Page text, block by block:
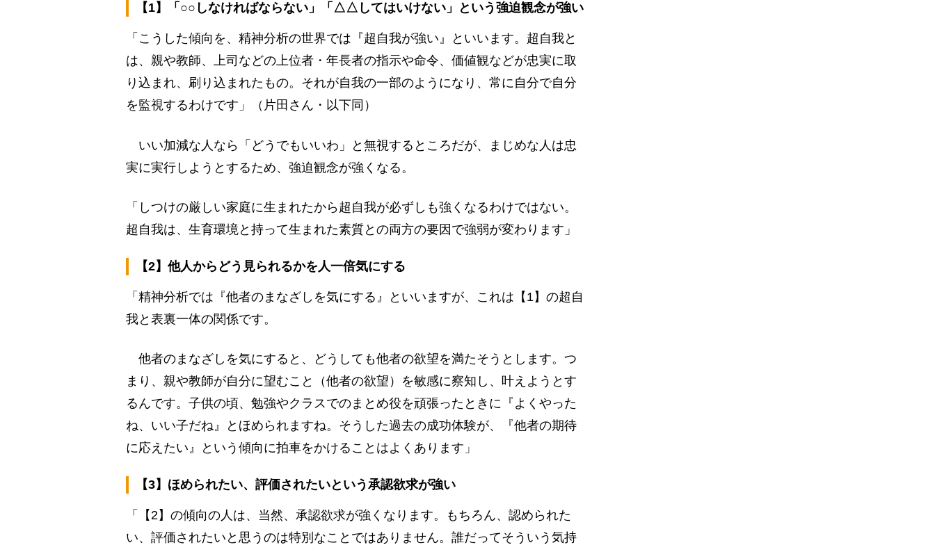
【1】「○○しなければならない」「△△してはいけない」という強迫観念が強い
「こうした傾向を、精神分析の世界では『超自我が強い』といいます。超自我と
は、親や教師、上司などの上位者・年長者の指示や命令、価値観などが忠実に取
り込まれ、刷り込まれたもの。それが自我の一部のようになり、常に自分で自分
を監視するわけです」（片田さん・以下同）
いい加減な人なら「どうでもいいわ」と無視するところだが、まじめな人は忠
実に実行しようとするため、強迫観念が強くなる。
「しつけの厳しい家庭に生まれたから超自我が必ずしも強くなるわけではない。
超自我は、生育環境と持って生まれた素質との両方の要因で強弱が変わります」
【2】他人からどう見られるかを人一倍気にする
「精神分析では『他者のまなざしを気にする』といいますが、これは【1】の超自
我と表裏一体の関係です。
他者のまなざしを気にすると、どうしても他者の欲望を満たそうとします。つ
まり、親や教師が自分に望むこと（他者の欲望）を敏感に察知し、叶えようとす
るんです。子供の頃、勉強やクラスでのまとめ役を頑張ったときに『よくやった
ね、いい子だね』とほめられますね。そうした過去の成功体験が、『他者の期待
に応えたい』という傾向に拍車をかけることはよくあります」
【3】ほめられたい、評価されたいという承認欲求が強い
「【2】の傾向の人は、当然、承認欲求が強くなります。もちろん、認められた
い、評価されたいと思うのは特別なことではありません。誰だってそういう気持